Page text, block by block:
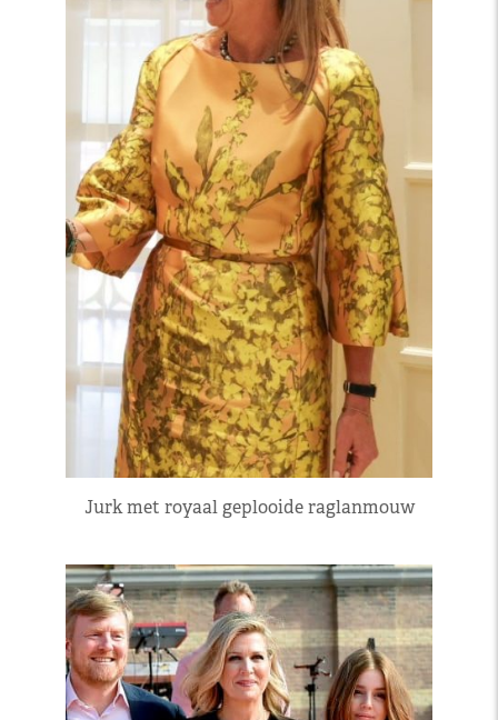
Jurk met royaal geplooide raglanmouw